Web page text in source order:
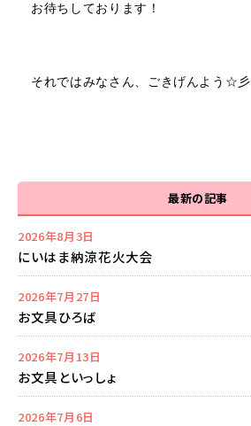
お待ちしております！
それではみなさん、ごきげんよう☆彡
最新の記事
2026年8月3日
にいはま納涼花火大会
2026年7月27日
お文具ひろば
2026年7月13日
お文具といっしょ
2026年7月6日